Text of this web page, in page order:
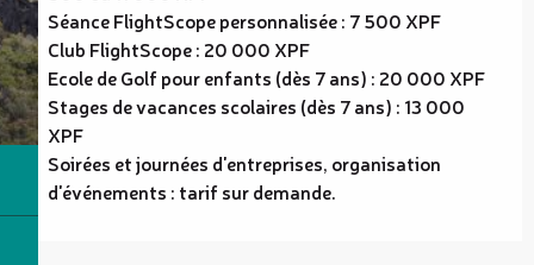
Séance FlightScope personnalisée : 7 500 XPF
Club FlightScope : 20 000 XPF
Ecole de Golf pour enfants (dès 7 ans) : 20 000 XPF
Stages de vacances scolaires (dès 7 ans) : 13 000
XPF
Soirées et journées d'entreprises, organisation
d'événements : tarif sur demande.